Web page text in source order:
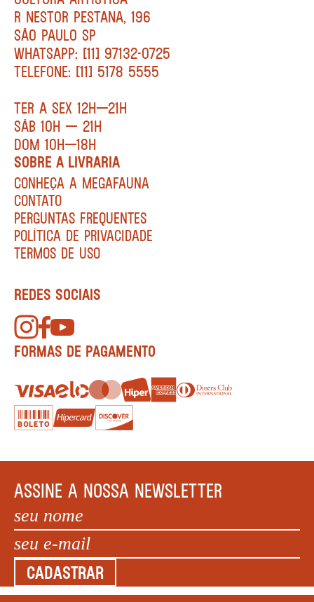
R NESTOR PESTANA, 196
SÃO PAULO SP
WHATSAPP: [11] 97132-0725
TELEFONE: [11] 5178 5555
TER A SEX 12H—21H
SÁB 10H — 21H
DOM 10H—18H
SOBRE A LIVRARIA
CONHEÇA A MEGAFAUNA
CONTATO
PERGUNTAS FREQUENTES
POLÍTICA DE PRIVACIDADE
TERMOS DE USO
REDES SOCIAIS
FORMAS DE PAGAMENTO
ASSINE A NOSSA NEWSLETTER
CADASTRAR